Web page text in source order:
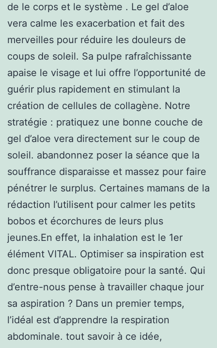
de le corps et le système . Le gel d’aloe
vera calme les exacerbation et fait des
merveilles pour réduire les douleurs de
coups de soleil. Sa pulpe rafraîchissante
apaise le visage et lui offre l’opportunité de
guérir plus rapidement en stimulant la
création de cellules de collagène. Notre
stratégie : pratiquez une bonne couche de
gel d’aloe vera directement sur le coup de
soleil. abandonnez poser la séance que la
souffrance disparaisse et massez pour faire
pénétrer le surplus. Certaines mamans de la
rédaction l’utilisent pour calmer les petits
bobos et écorchures de leurs plus
jeunes.En effet, la inhalation est le 1er
élément VITAL. Optimiser sa inspiration est
donc presque obligatoire pour la santé. Qui
d’entre-nous pense à travailler chaque jour
sa aspiration ? Dans un premier temps,
l’idéal est d’apprendre la respiration
abdominale. tout savoir à ce idée,